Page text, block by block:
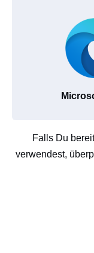
Falls Du
verwendest,